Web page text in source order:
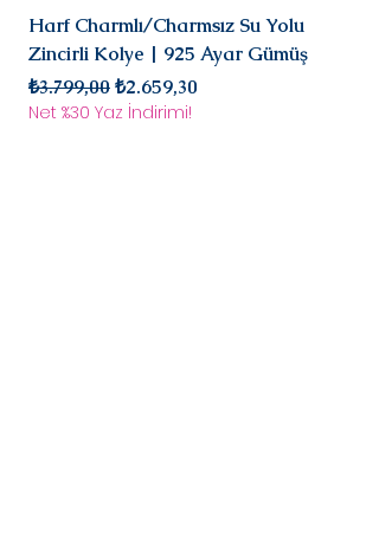
süreci başlar.
Harf Charmlı/Charmsız Su Yolu
Zincirli Kolye | 925 Ayar Gümüş
Normal Fiyat
₺3.799,00İndirimli Fiyat
₺2.659,30
Net %30 Yaz İndirimi!